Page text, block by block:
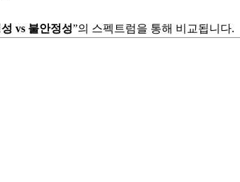
vs 불안정성”의 스펙트럼을 통해 비교됩니다.